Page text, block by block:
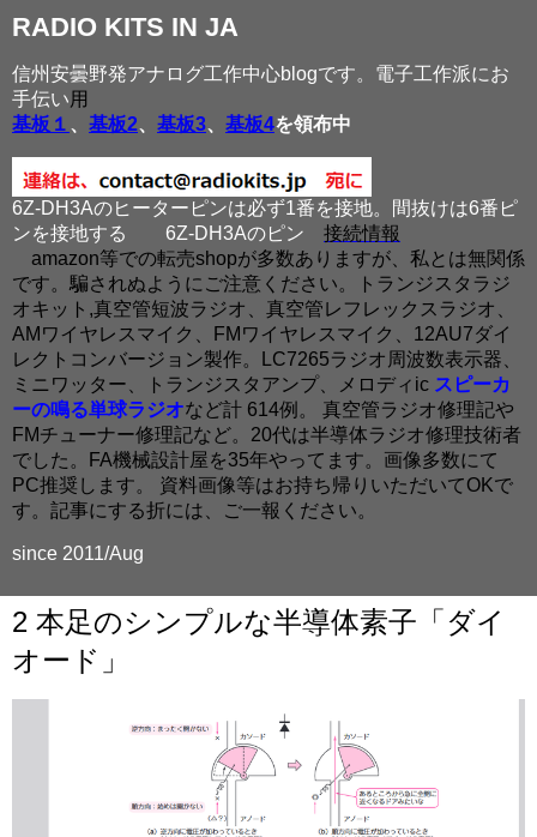
RADIO KITS IN JA
信州安曇野発アナログ工作中心blogです。電子工作派にお
手伝い用
基板１ 、 基板2、 基板3、 基板4を領布中
6Z-DH3Aのヒーターピンは必ず1番を接地。間抜けは6番ピ
ンを接地する
6Z-DH3Aのピン 接続情報
amazon等での転売shopが多数ありますが、私とは無関係
です。騙されぬようにご注意ください。トランジスタラジ
オキット,真空管短波ラジオ、真空管レフレックスラジオ、
AMワイヤレスマイク、FMワイヤレスマイク、12AU7ダイ
レクトコンバージョン製作。LC7265ラジオ周波数表示器、
ミニワッター、トランジスタアンプ、メロディic スピーカ
ーの鳴る単球ラジオなど計 614例。 真空管ラジオ修理記や
FMチューナー修理記など。20代は半導体ラジオ修理技術者
でした。FA機械設計屋を35年やってます。画像多数にて
PC推奨します。 資料画像等はお持ち帰りいただいてOKで
す。記事にする折には、ご一報ください。
since 2011/Aug
2 本足のシンプルな半導体素子「ダイ
オード」